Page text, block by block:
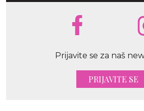
Prijavite se za naš
PRIJAVITE SE